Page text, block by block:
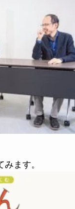
ます。